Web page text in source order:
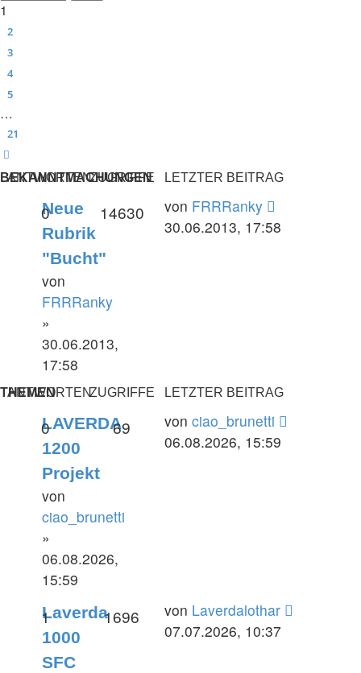
1
2
3
4
5
…
21
BEKANNTMACHUNGEN
ANTWORTENZUGRIFFE LETZTER BEITRAG
Neue
Rubrik
"Bucht"
von
FRRRanky
»
30.06.2013,
17:58
0Antworten14630Zugriffe
Letzter
Beitrag
von FRRRanky
30.06.2013, 17:58
THEMEN
ANTWORTENZUGRIFFE LETZTER BEITRAG
LAVERDA
1200
Projekt
von
ciao_brunetti
»
06.08.2026,
15:59
0Antworten69 ZugriffeLetzter
Beitrag
von ciao_brunetti
06.08.2026, 15:59
Laverda
1000
SFC
1Antworten1696 Zugriffe
Letzter
Beitrag
von Laverdalothar
07.07.2026, 10:37